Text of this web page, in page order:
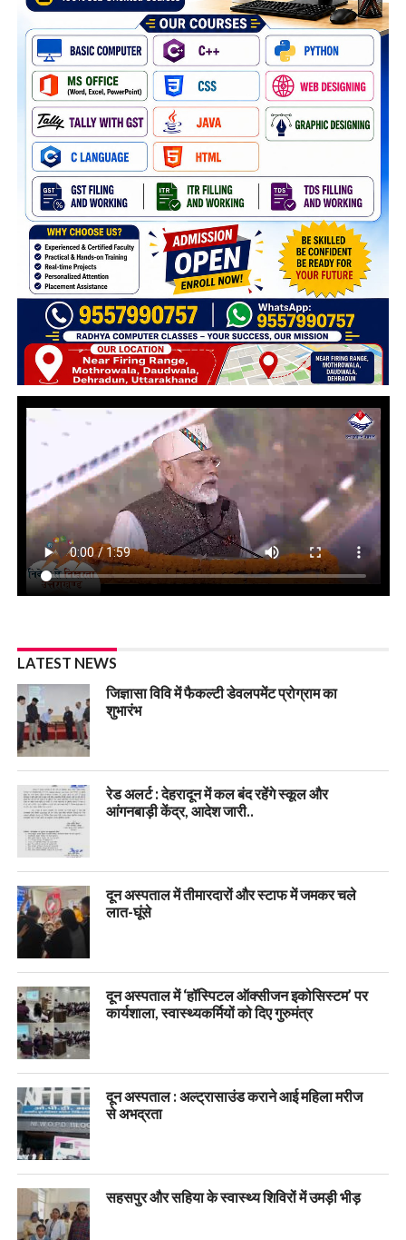
LATEST NEWS
जिज्ञासा विवि में फैकल्टी डेवलपमेंट प्रोग्राम का
शुभारंभ
रेड अलर्ट : देहरादून में कल बंद रहेंगे स्कूल और
आंगनबाड़ी केंद्र, आदेश जारी..
दून अस्पताल में तीमारदारों और स्टाफ में जमकर चले
लात-घूंसे
दून अस्पताल में ‘हॉस्पिटल ऑक्सीजन इकोसिस्टम’ पर
कार्यशाला, स्वास्थ्यकर्मियों को दिए गुरुमंत्र
दून अस्पताल : अल्ट्रासाउंड कराने आई महिला मरीज
से अभद्रता
सहसपुर और सहिया के स्वास्थ्य शिविरों में उमड़ी भीड़